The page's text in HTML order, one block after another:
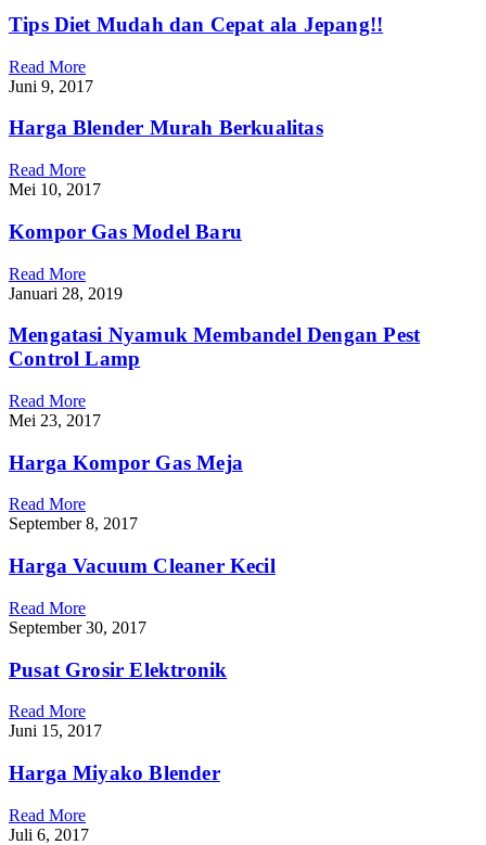
Tips Diet Mudah dan Cepat ala Jepang!!
Read More
Juni 9, 2017
Harga Blender Murah Berkualitas
Read More
Mei 10, 2017
Kompor Gas Model Baru
Read More
Januari 28, 2019
Mengatasi Nyamuk Membandel Dengan Pest
Control Lamp
Read More
Mei 23, 2017
Harga Kompor Gas Meja
Read More
September 8, 2017
Harga Vacuum Cleaner Kecil
Read More
September 30, 2017
Pusat Grosir Elektronik
Read More
Juni 15, 2017
Harga Miyako Blender
Read More
Juli 6, 2017